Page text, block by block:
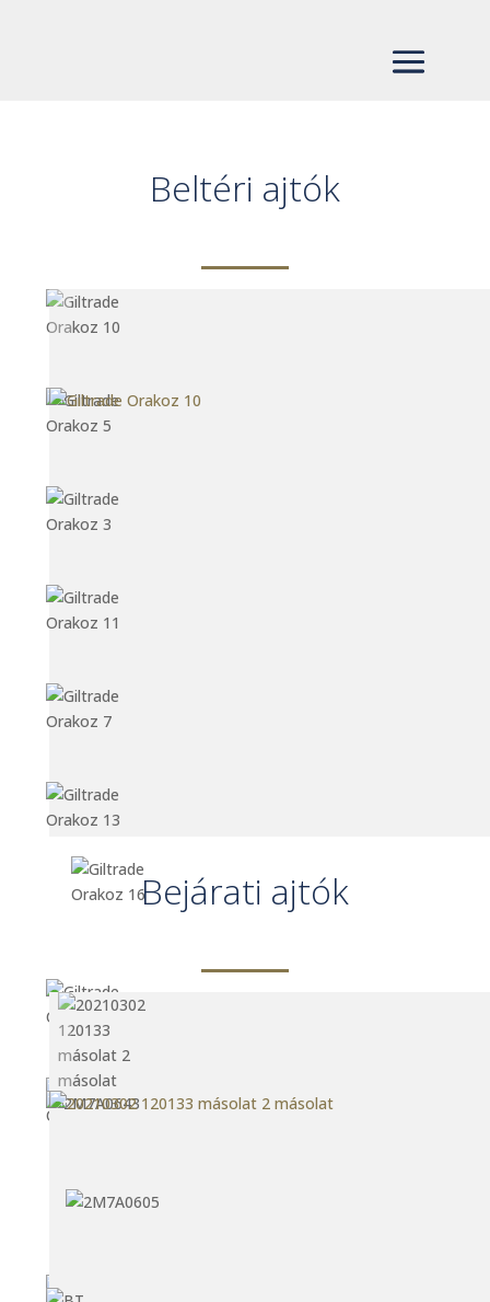
Beltéri ajtók
Bejárati ajtók